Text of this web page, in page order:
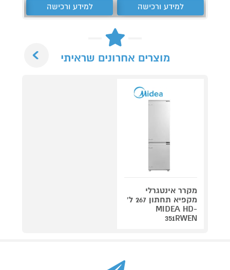
למידע ורכישה למידע ורכישה
מוצרים אחרונים שראיתי
מקרר אינטגרלי
מקפיא תחתון 267 ל'
MIDEA HD-
351RWEN